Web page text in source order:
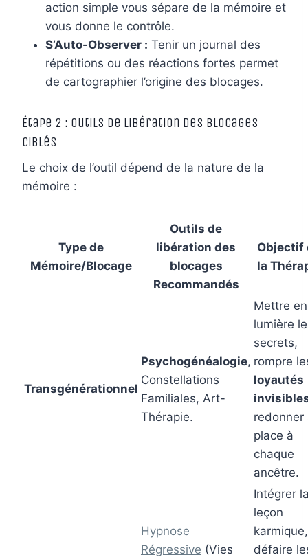
action simple vous sépare de la mémoire et
vous donne le contrôle.
S’Auto-Observer : Tenir un journal des
répétitions ou des réactions fortes permet
de cartographier l’origine des blocages.
Étape 2 : Outils de Libération des Blocages
ciblés
Le choix de l’outil dépend de la nature de la
mémoire :
Type de
Mémoire/Blocage
Outils de
libération des
blocages
Recommandés
Objectif
la
Transgénérationnel
Psychogénéalogie,
Constellations
Familiales, Art-
Thérapie.
Mettre en
lumière
secrets,
rompre
loyautés
redonner
place à
chaque
ancêtre.
Hypnose
Régressive (Vies
Intégrer
leçon
karmique,
défaire